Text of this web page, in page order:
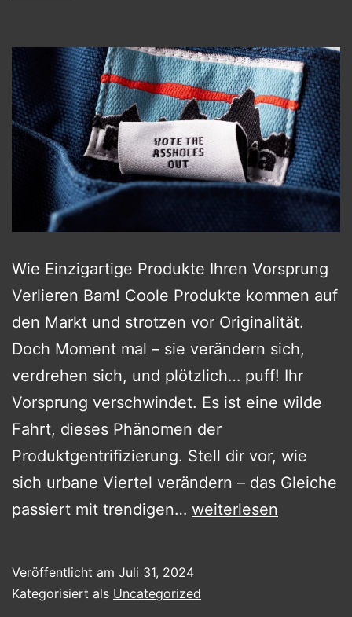
Wie Einzigartige Produkte Ihren Vorsprung
Verlieren Bam! Coole Produkte kommen auf
den Markt und strotzen vor Originalität.
Doch Moment mal – sie verändern sich,
verdrehen sich, und plötzlich… puff! Ihr
Vorsprung verschwindet. Es ist eine wilde
Fahrt, dieses Phänomen der
Produktgentrifizierung. Stell dir vor, wie
sich urbane Viertel verändern – das Gleiche
passiert mit trendigen… Die
Cool
weiterlesen
Veröffentlicht am Juli 31, 2024
Kategorisiert als Uncategorized